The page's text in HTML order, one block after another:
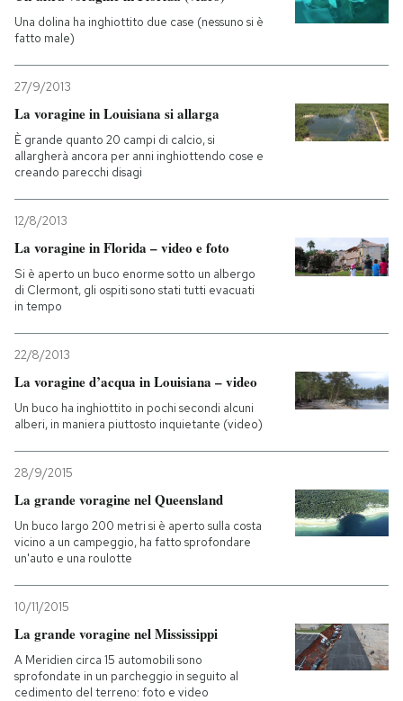
Una dolina ha inghiottito due case (nessuno si è
fatto male)
27/9/2013
La voragine in Louisiana si allarga
È grande quanto 20 campi di calcio, si
allargherà ancora per anni inghiottendo cose e
creando parecchi disagi
12/8/2013
La voragine in Florida – video e foto
Si è aperto un buco enorme sotto un albergo
di Clermont, gli ospiti sono stati tutti evacuati
in tempo
22/8/2013
La voragine d’acqua in Louisiana – video
Un buco ha inghiottito in pochi secondi alcuni
alberi, in maniera piuttosto inquietante (video)
28/9/2015
La grande voragine nel Queensland
Un buco largo 200 metri si è aperto sulla costa
vicino a un campeggio, ha fatto sprofondare
un'auto e una roulotte
10/11/2015
La grande voragine nel Mississippi
A Meridien circa 15 automobili sono
sprofondate in un parcheggio in seguito al
cedimento del terreno: foto e video